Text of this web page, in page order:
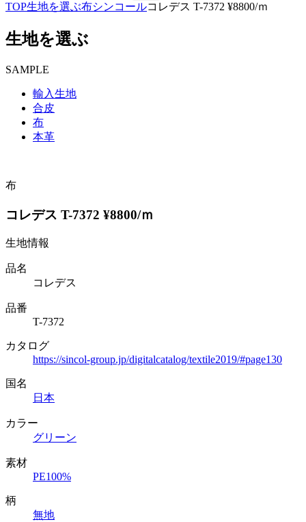
TOP生地を選ぶ布シンコールコレデス T-7372 ¥8800/ｍ
生地を選ぶ
SAMPLE
輸入生地
合皮
布
本革
布
コレデス T-7372 ¥8800/ｍ
生地情報
品名
コレデス
品番
T-7372
カタログ
https://sincol-group.jp/digitalcatalog/textile2019/#page130
国名
日本
カラー
グリーン
素材
PE100%
柄
無地